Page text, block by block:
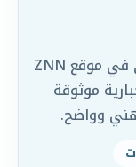
يعمل ضمن الفريق التحريري في موقع ZNN
موثوقة
وواضح.